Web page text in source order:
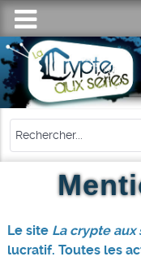
Le site La crypte aux
lucratif. Toutes les